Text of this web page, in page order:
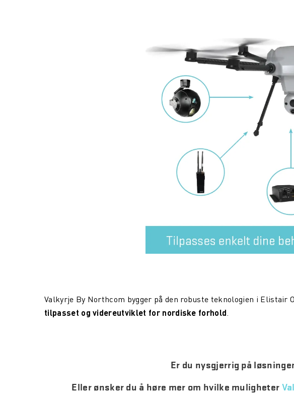
Valkyrje By Northcom bygger på den robuste teknologien i Elistair
tilpasset og videreutviklet for nordiske forhold.
Er du nysgjerrig på
Eller ønsker du å høre mer om hvilke muligheter